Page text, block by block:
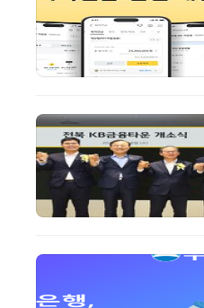
AI × Design : UX 디자이너의 5가지 생존 전략과 실전 대응